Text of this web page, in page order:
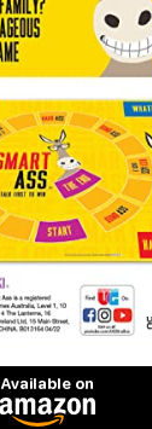
Available on